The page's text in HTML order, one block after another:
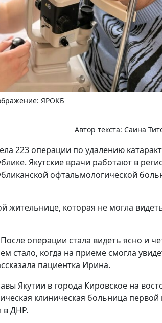
ЯРОКБ
Автор текста: Саина
223 операции по удалению
Якутские врачи работают в
офтальмологической
жительнице, которая не могла
операции стала видеть ясно и
стало, когда на приеме смогла
пациентка Ирина.
Якутии в города Кировское на
клиническая больница первой
в ДНР.